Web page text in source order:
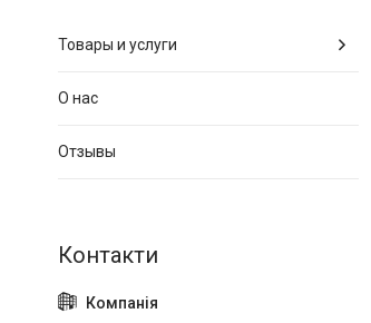
Товары и услуги
О нас
Отзывы